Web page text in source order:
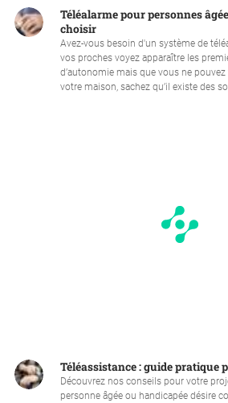
Téléalarme pour personnes
choisir
Avez-vous besoin d'un système de
vos proches voyez apparaître les
d’autonomie mais que vous ne
votre maison, sachez qu’il existe des
Téléassistance : guide pratique
Découvrez nos conseils pour votre
personne âgée ou handicapée désire